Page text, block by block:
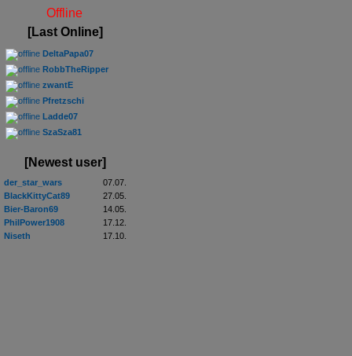
Offline
[Last Online]
DeltaPapa07
RobbTheRipper
zwantE
Pfretzschi
Ladde07
SzaSza81
[Newest user]
der_star_wars
07.07.
BlackKittyCat89
27.05.
Bier-Baron69
14.05.
PhilPower1908
17.12.
Niseth
17.10.